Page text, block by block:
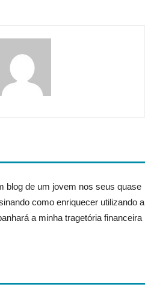
blog de um jovem nos seus quase
como enriquecer utilizando a
a minha tragetória financeira